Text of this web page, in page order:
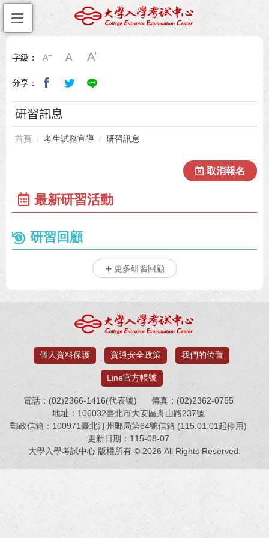
字級：
分享：
研習訊息
首頁 考生試務宣導 研習訊息
取消報名
最新研習活動
研習回顧
更多研習回顧
個人資料保護 資通安全政策 我們的位置
Line官方帳號
電話：(02)2366-1416(代表號)
傳真：(02)2362-0755
地址：106032臺北市大安區舟山路237號
郵政信箱：100971臺北汀州郵局第64號信箱 (115.01.01起停用)
更新日期：115-08-07
大學入學考試中心 版權所有 © 2026 All Rights Reserved.